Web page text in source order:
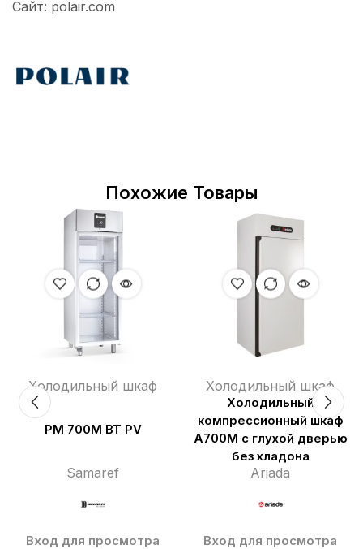
Сайт: polair.com
Похожие Товары
Холодильный шкаф
PM 700M BT PV
Samaref
Вход для просмотра
Холодильный шкаф
Холодильный
компрессионный шкаф
A700M с глухой дверью
без хладона
Ariada
Вход для просмотра